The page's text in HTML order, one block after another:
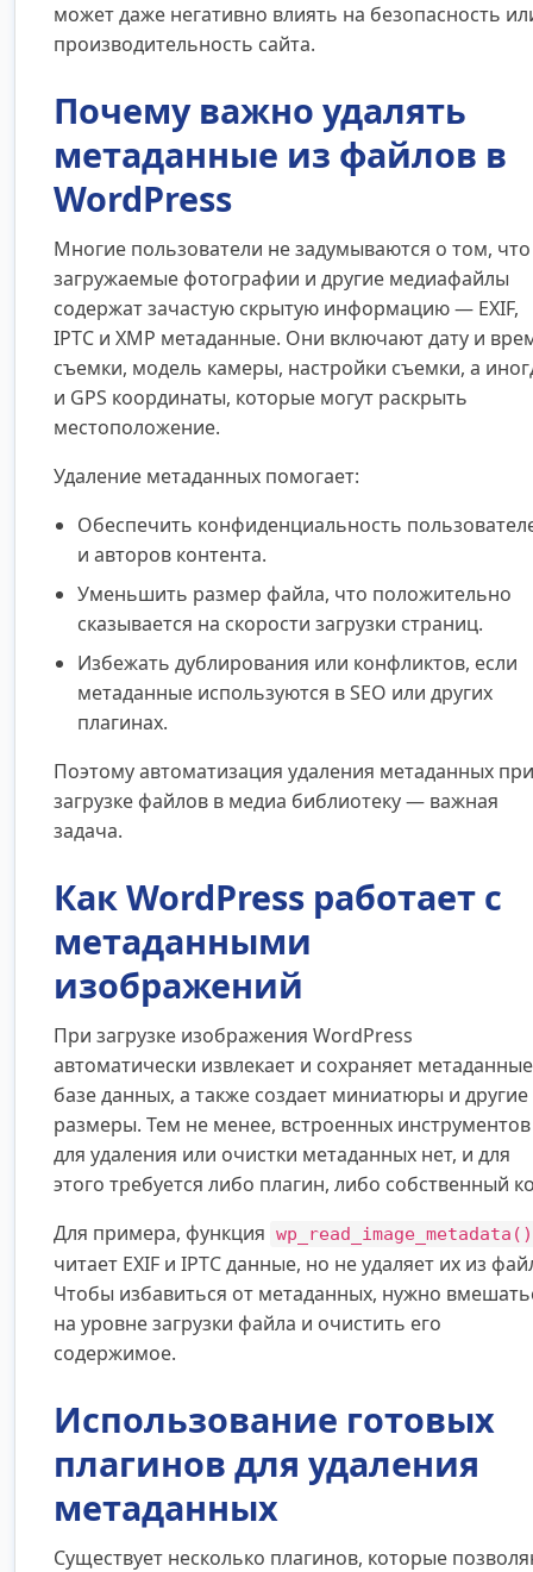
может даже негативно влиять на безопасность
производительность сайта.
Почему важно удалять
метаданные из файлов в
WordPress
Многие пользователи не задумываются о том, что
загружаемые фотографии и другие медиафайлы
содержат зачастую скрытую информацию — EXIF,
IPTC и XMP метаданные. Они включают дату и
съемки, модель камеры, настройки съемки, а
и GPS координаты, которые могут раскрыть
местоположение.
Удаление метаданных помогает:
Обеспечить конфиденциальность
и авторов контента.
Уменьшить размер файла, что положительно
сказывается на скорости загрузки страниц.
Избежать дублирования или конфликтов, если
метаданные используются в SEO или других
плагинах.
Поэтому автоматизация удаления метаданных при
загрузке файлов в медиа библиотеку — важная
задача.
Как WordPress работает с
метаданными
изображений
При загрузке изображения WordPress
автоматически извлекает и сохраняет
базе данных, а также создает миниатюры и другие
размеры. Тем не менее, встроенных инструментов
для удаления или очистки метаданных нет, и для
этого требуется либо плагин, либо собственный
Для примера, функция wp_read_image_metadata()
читает EXIF и IPTC данные, но не удаляет их из
Чтобы избавиться от метаданных, нужно
на уровне загрузки файла и очистить его
содержимое.
Использование готовых
плагинов для удаления
метаданных
Существует несколько плагинов, которые